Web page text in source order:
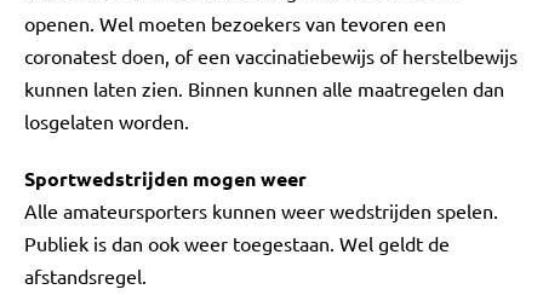
openen. Wel moeten bezoekers van tevoren een
coronatest doen, of een vaccinatiebewijs of herstelbewijs
kunnen laten zien. Binnen kunnen alle maatregelen dan
losgelaten worden.
Sportwedstrijden mogen weer
Alle amateursporters kunnen weer wedstrijden spelen.
Publiek is dan ook weer toegestaan. Wel geldt de
afstandsregel.